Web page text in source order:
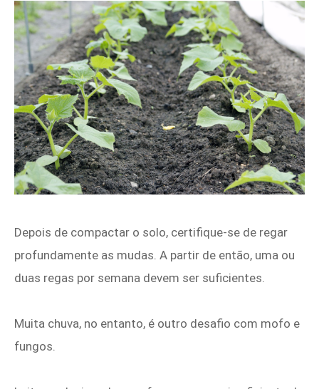
Depois de compactar o solo, certifique-se de regar
profundamente as mudas. A partir de então, uma ou
duas regas por semana devem ser suficientes.
Muita chuva, no entanto, é outro desafio com mofo e
fungos.